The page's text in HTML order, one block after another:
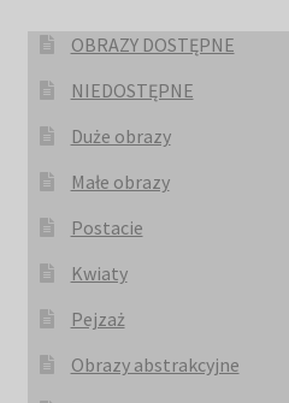
OBRAZY DOSTĘPNE
NIEDOSTĘPNE
Duże obrazy
Małe obrazy
Postacie
Kwiaty
Pejzaż
Obrazy abstrakcyjne